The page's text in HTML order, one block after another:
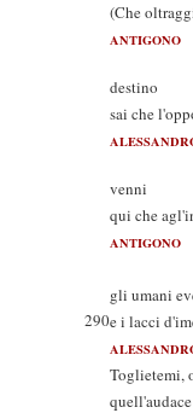
(Che
ANTIGONO
destino
sai che
venni
qui che
ANTIGONO
gli umani
290e i lacci
Toglietemi,